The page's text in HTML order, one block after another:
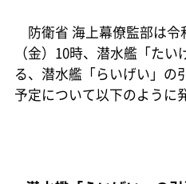
防衛省 海上幕僚監部は令
（金）10時、潜水艦「た
る、潜水艦「らいげい」の
予定について以下のように